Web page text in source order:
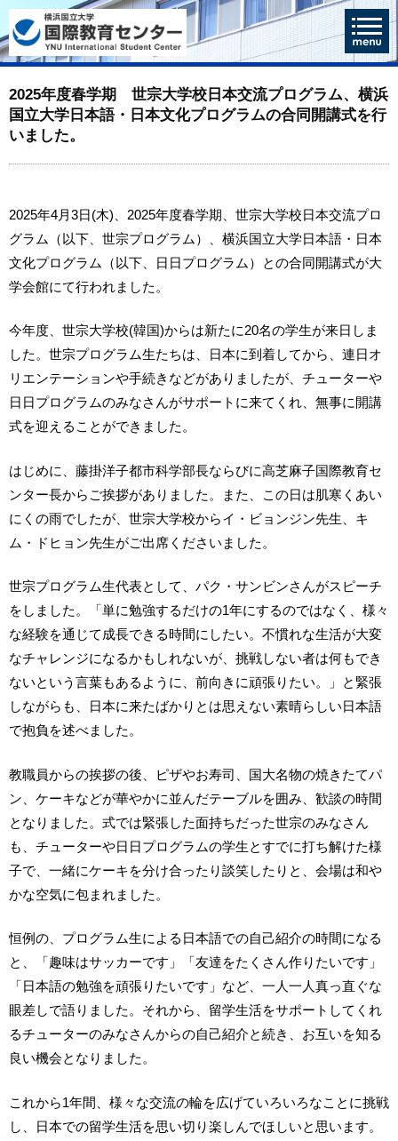
2025年度春学期 世宗大学校日本交流プログラム、横浜
国立大学日本語・日本文化プログラムの合同開講式を行
いました。
2025年4月3日(木)、2025年度春学期、世宗大学校日本交流プロ
グラム（以下、世宗プログラム）、横浜国立大学日本語・日本
文化プログラム（以下、日日プログラム）との合同開講式が大
学会館にて行われました。
今年度、世宗大学校(韓国)からは新たに20名の学生が来日しま
した。世宗プログラム生たちは、日本に到着してから、連日オ
リエンテーションや手続きなどがありましたが、チューターや
日日プログラムのみなさんがサポートに来てくれ、無事に開講
式を迎えることができました。
はじめに、藤掛洋子都市科学部長ならびに高芝麻子国際教育セ
ンター長からご挨拶がありました。また、この日は肌寒くあい
にくの雨でしたが、世宗大学校からイ・ビョンジン先生、キ
ム・ドヒョン先生がご出席くださいました。
世宗プログラム生代表として、パク・サンビンさんがスピーチ
をしました。「単に勉強するだけの1年にするのではなく、様々
な経験を通じて成長できる時間にしたい。不慣れな生活が大変
なチャレンジになるかもしれないが、挑戦しない者は何もでき
ないという言葉もあるように、前向きに頑張りたい。」と緊張
しながらも、日本に来たばかりとは思えない素晴らしい日本語
で抱負を述べました。
教職員からの挨拶の後、ピザやお寿司、国大名物の焼きたてパ
ン、ケーキなどが華やかに並んだテーブルを囲み、歓談の時間
となりました。式では緊張した面持ちだった世宗のみなさん
も、チューターや日日プログラムの学生とすでに打ち解けた様
子で、一緒にケーキを分け合ったり談笑したりと、会場は和や
かな空気に包まれました。
恒例の、プログラム生による日本語での自己紹介の時間になる
と、「趣味はサッカーです」「友達をたくさん作りたいです」
「日本語の勉強を頑張りたいです」など、一人一人真っ直ぐな
眼差しで語りました。それから、留学生活をサポートしてくれ
るチューターのみなさんからの自己紹介と続き、お互いを知る
良い機会となりました。
これから1年間、様々な交流の輪を広げていろいろなことに挑戦
し、日本での留学生活を思い切り楽しんでほしいと思います。